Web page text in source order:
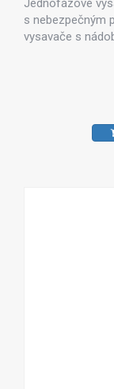
Jednofázové
s nebezpečným
vysavače s